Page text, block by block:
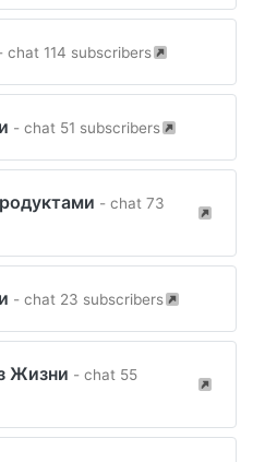
chat 114 subscribers
- chat 51 subscribers
- chat 73
- chat 23 subscribers
Жизни - chat 55